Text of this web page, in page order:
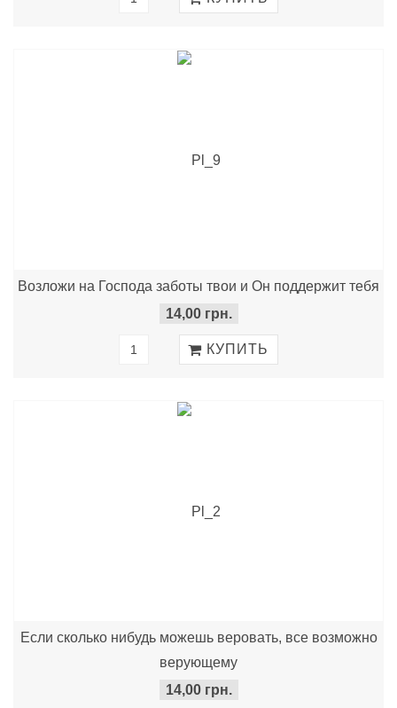
Возложи на Господа заботы твои и Он поддержит тебя
14,00 грн.
Если сколько нибудь можешь веровать, все возможно
верующему
14,00 грн.